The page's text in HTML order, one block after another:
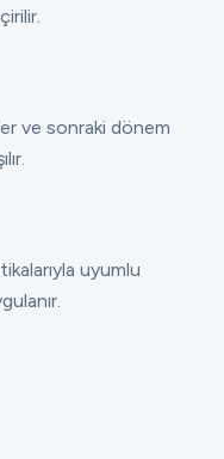
ve sonraki dönem
uyumlu